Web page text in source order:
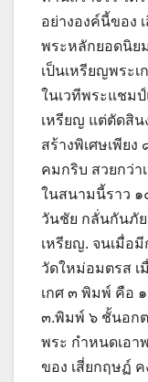
อย่างองค์นี้ของ
พระหลักยอดนิย
เป็นเหรียญพระเ
ในเวทีพระแชม
เหรียญ แต่ตัดสิน
สร้างพิเศษเพีย
คมกริบ สวยกว่า
ในสนามนี้ราว ๑
วันชัย กลั่นกันภัย
เหรียญ. จนเมื่อ
วัดใหม่อมตรส
เกศ ๓ พิมพ์ คือ
๓.พิมพ์ ๖ ชั้นอก
พระ กำหนดเอา
ของ เสี่ยกฤษฏ์